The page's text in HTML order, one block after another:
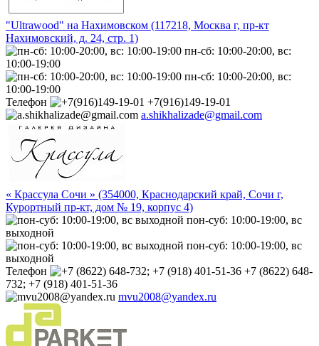
"Ultrawood" на Нахимовском (117218, Москва г, пр-кт
Нахимовский, д. 24, стр. 1)
пн-сб: 10:00-20:00, вс:
10:00-19:00
пн-сб: 10:00-20:00, вс:
10:00-19:00
Телефон
+7(916)149-19-01
a.shikhalizade@gmail.com
« Крассула Сочи » (354000, Краснодарский край, Сочи г,
Курортный пр-кт, дом № 19, корпус 4)
пон-суб: 10:00-19:00, вс
выходной
пон-суб: 10:00-19:00, вс
выходной
Телефон
+7 (8622) 648-
732; +7 (918) 401-51-36
mvu2008@yandex.ru